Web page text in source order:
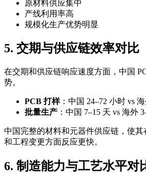
原材料供应集中
产线利用率高
规模化生产优势明显
5. 交期与供应链效率对比
在交期和供应链响应速度方面，中国
势。
PCB 打样：中国 24–72 小时 vs
批量生产 ：中国 7–15 天 vs 海外
中国完整的材料和元器件供应链，使
和工程变更方面反应更快。
6. 制造能力与工艺水平对